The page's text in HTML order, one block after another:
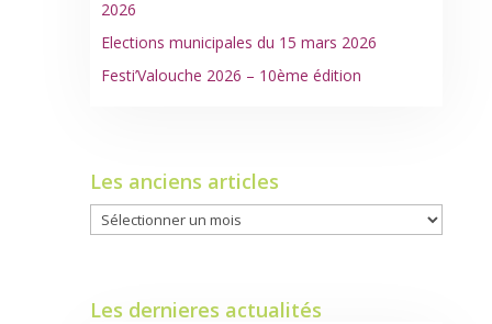
2026
Elections municipales du 15 mars 2026
Festi’Valouche 2026 – 10ème édition
Les anciens articles
Les
anciens
Les dernieres actualités